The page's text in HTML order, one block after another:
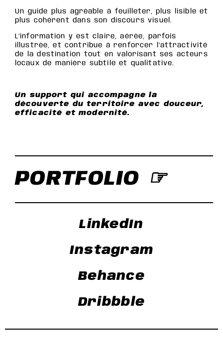
Un guide plus agréable à feuilleter, plus lisible et
plus cohérent dans son discours visuel.
L’information y est claire, aérée, parfois
illustrée, et contribue à renforcer l’attractivité
de la destination tout en valorisant ses acteurs
locaux de manière subtile et qualitative.
Un support qui accompagne la
découverte du territoire avec douceur,
efficacité et modernité.
PORTFOLIO ☞
LinkedIn
Instagram
Behance
Dribbble